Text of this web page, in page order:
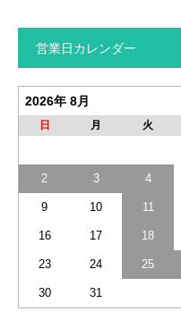
営業日カレンダー
2026年 8月
日 月 火
2 3 4
9 10 11
16 17 18
23 24 25
30 31